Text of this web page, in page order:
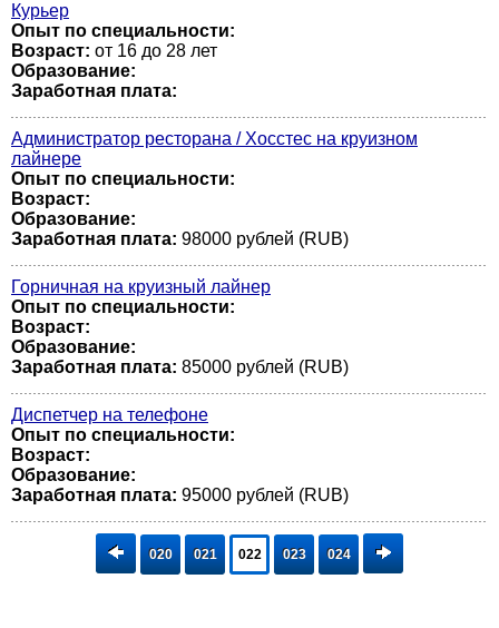
Курьер
Опыт по специальности:
Возраст: от 16 до 28 лет
Образование:
Заработная плата:
Администратор ресторана / Хосстес на круизном
лайнере
Опыт по специальности:
Возраст:
Образование:
Заработная плата: 98000 рублей (RUB)
Горничная на круизный лайнер
Опыт по специальности:
Возраст:
Образование:
Заработная плата: 85000 рублей (RUB)
Диспетчер на телефоне
Опыт по специальности:
Возраст:
Образование:
Заработная плата: 95000 рублей (RUB)
020 021 022 023 024